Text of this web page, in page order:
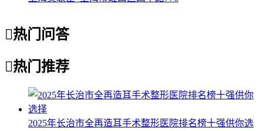
热门问答
热门推荐
2025年长治市全再造耳手术整形医院排名榜十强供你选